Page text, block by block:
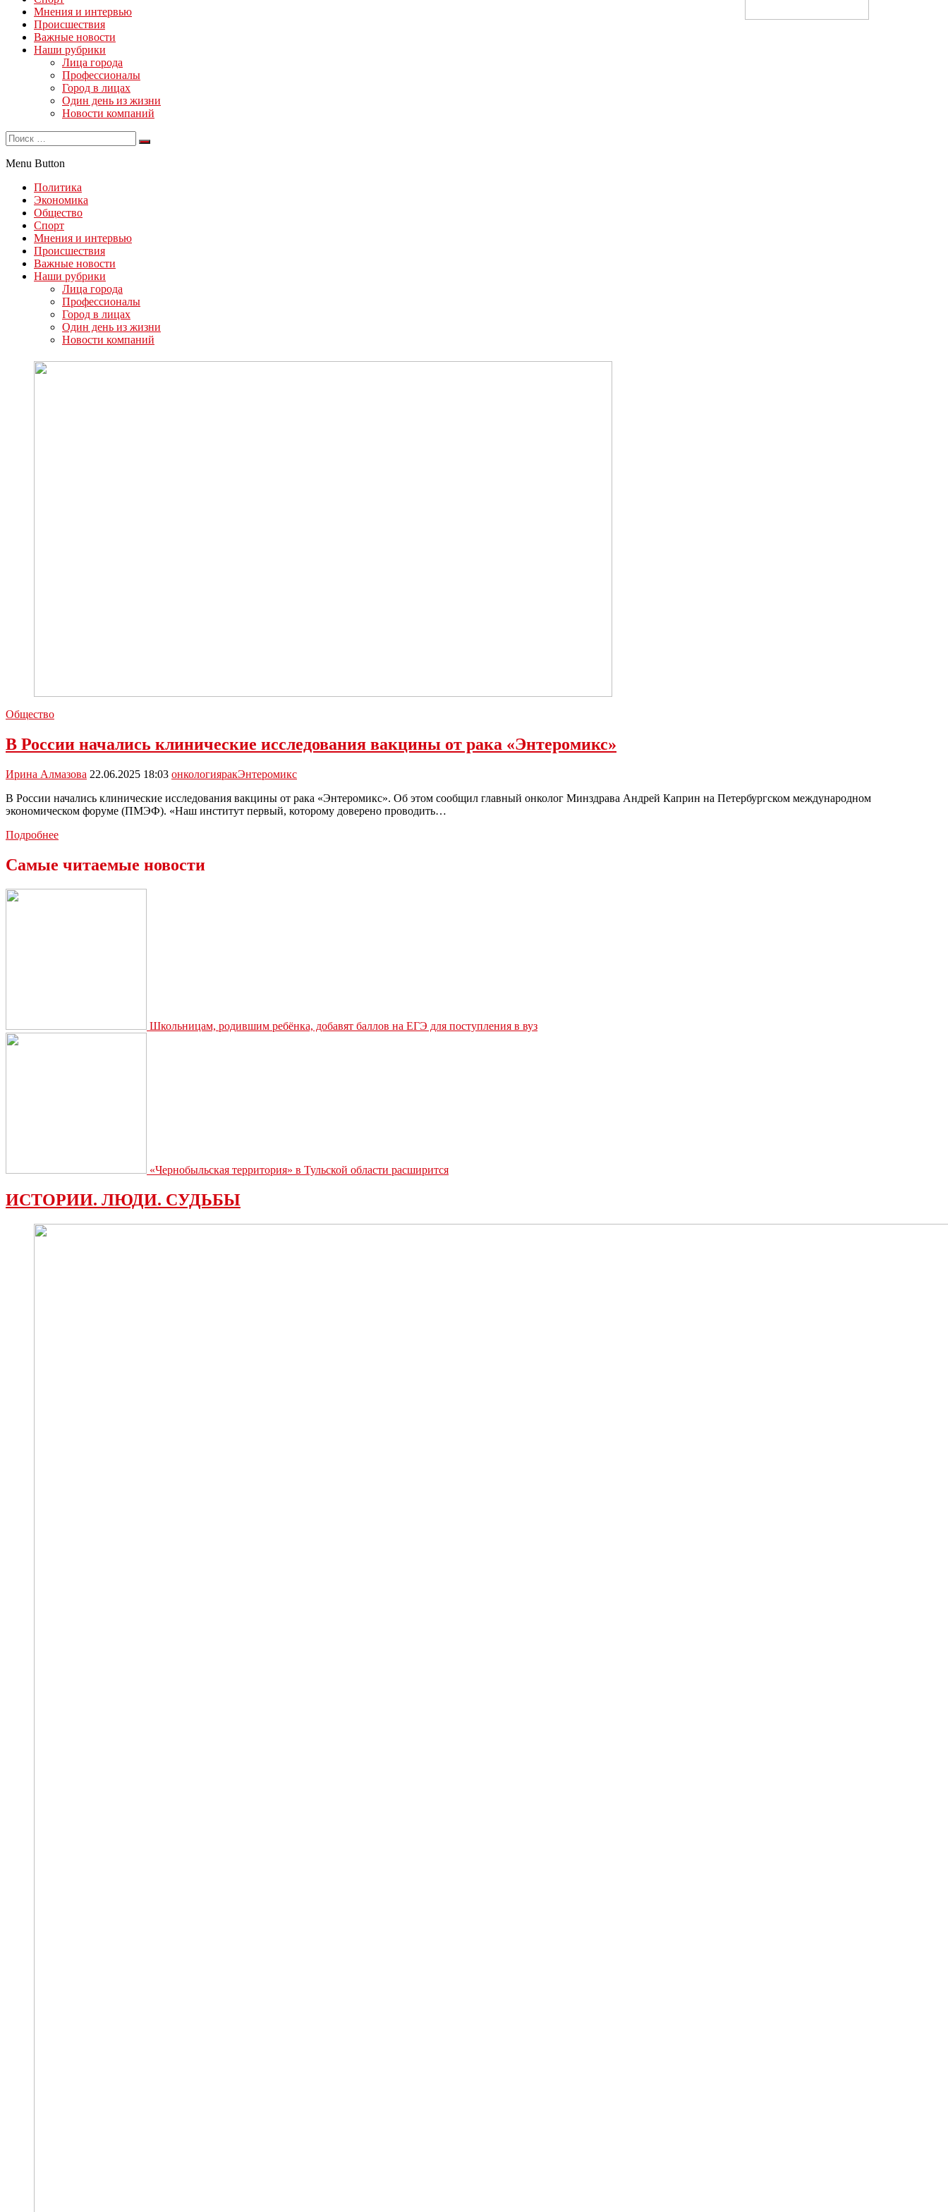
Мнения и интервью
Происшествия
Важные новости
Наши рубрики
Лица города
Профессионалы
Город в лицах
Один день из жизни
Новости компаний
Menu Button
Политика
Экономика
Общество
Спорт
Мнения и интервью
Происшествия
Важные новости
Наши рубрики
Лица города
Профессионалы
Город в лицах
Один день из жизни
Новости компаний
Общество
В России начались клинические исследования вакцины от рака «Энтеромикс»
Ирина Алмазова 22.06.2025 18:03 онкологияракЭнтеромикс
В России начались клинические исследования вакцины от рака «Энтеромикс». Об этом сообщил главный онколог Минздрава Андрей Каприн на Петербургском международном
экономическом форуме (ПМЭФ). «Наш институт первый, которому доверено проводить…
ПодробнееВ
клинические
Самые читаемые новости
Школьницам, родившим ребёнка, добавят баллов на ЕГЭ для поступления в вуз
«Чернобыльская территория» в Тульской области расширится
ИСТОРИИ. ЛЮДИ. СУДЬБЫ